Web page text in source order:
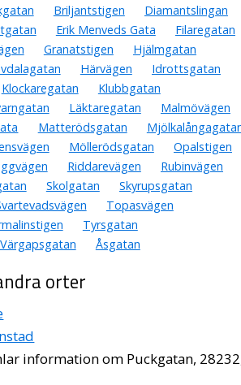
Briljantstigen
Diamantslingan
Erik Menveds Gata
Filaregatan
Granatstigen
Hjälmgatan
Härvägen
Idrottsgatan
Klockaregatan
Klubbgatan
Läktaregatan
Malmövägen
Matterödsgatan
Möllerödsgatan
Opalstigen
Riddarevägen
Rubinvägen
Skolgatan
Skyrupsgatan
Topasvägen
Tyrsgatan
Värgapsgatan Åsgatan
orter
information om Puckgatan,